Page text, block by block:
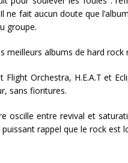
ne fait aucun doute que
groupe.
meilleurs albums de hard rock
Flight Orchestra, H.E.A.T et
sans fioritures.
oscille entre revival et
rappel que le rock est